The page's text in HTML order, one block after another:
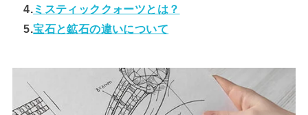
4.ミスティッククォーツとは？
5.宝石と鉱石の違いについて